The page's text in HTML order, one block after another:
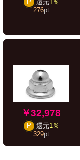
P 還元1％
276pt
￥32,978
P 還元1％
329pt